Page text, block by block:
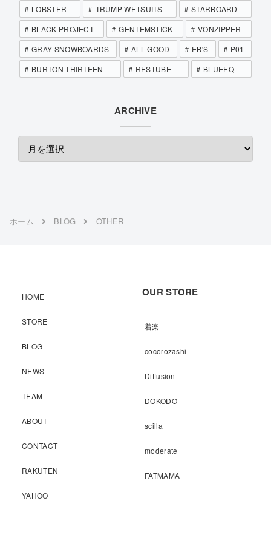
LOBSTER
TRUMP WETSUITS
STARBOARD
BLACK PROJECT
GENTEMSTICK
VONZIPPER
GRAY SNOWBOARDS
ALL GOOD EB'S
P01
BURTON THIRTEEN
RESTUBE BLUEEQ
ARCHIVE
ホーム BLOG OTHER
HOME
STORE
BLOG
NEWS
TEAM
ABOUT
CONTACT
RAKUTEN
YAHOO
OUR STORE
着楽
cocorozashi
Diffusion
DOKODO
scilla
moderate
FATMAMA